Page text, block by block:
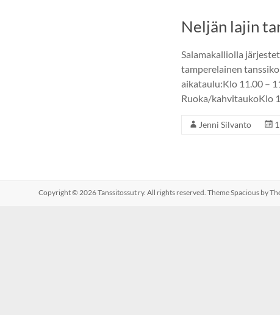
Neljän lajin
Salamakalliolla
tamperelainen
aikataulu:Klo 11.00 –
Ruoka/kahvitaukoKlo
Jenni Silvanto
Copyright © 2026Tanssitossut ry. All rights reserved. ThemeSpacious by